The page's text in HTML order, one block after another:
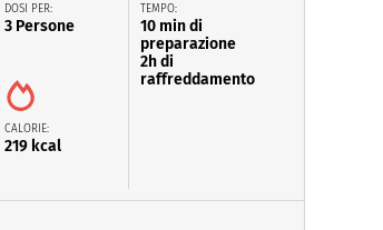
DOSI PER:
3 Persone
CALORIE:
219 kcal
TEMPO:
10 min di
preparazione
2h di
raffreddamento